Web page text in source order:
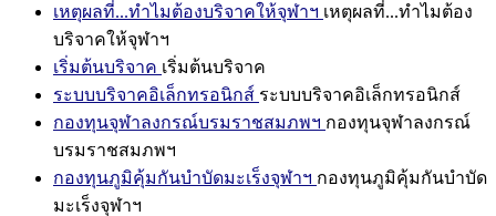
เหตุผลที่...ทำไมต้องบริจาคให้จุฬาฯ เหตุผลที่...ทำไมต้อง
บริจาคให้จุฬาฯ
เริ่มต้นบริจาค เริ่มต้นบริจาค
ระบบบริจาคอิเล็กทรอนิกส์ ระบบบริจาคอิเล็กทรอนิกส์
กองทุนจุฬาลงกรณ์บรมราชสมภพฯ กองทุนจุฬาลงกรณ์
บรมราชสมภพฯ
กองทุนภูมิคุ้มกันบำบัดมะเร็งจุฬาฯ กองทุนภูมิคุ้มกันบำบัด
มะเร็งจุฬาฯ